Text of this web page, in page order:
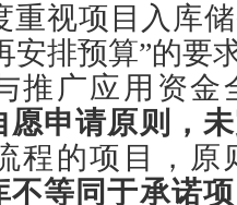
重视项目入库
安排预算”的要
推广应用资金
愿申请原则，
程的项目，原
不等同于承诺